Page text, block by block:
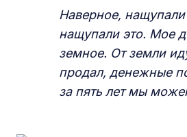
Наверное,
нащупали это. Мое
земное. От земли
продал, денежные
за пять лет мы